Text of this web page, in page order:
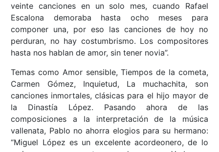
veinte canciones en un solo mes, cuando Rafael
Escalona demoraba hasta ocho meses para
componer una, por eso las canciones de hoy no
perduran, no hay costumbrismo. Los compositores
hasta nos hablan de amor, sin tener novia”.
Temas como Amor sensible, Tiempos de la cometa,
Carmen Gómez, Inquietud, La muchachita, son
canciones inmortales, clásicas para el hijo mayor de
la Dinastía López. Pasando ahora de las
composiciones a la interpretación de la música
vallenata, Pablo no ahorra elogios para su hermano:
“Miguel López es un excelente acordeonero, de lo